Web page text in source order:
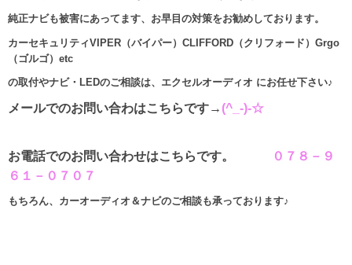
純正ナビも被害にあってます、お早目の対策をお勧めしております。
カーセキュリティVIPER（バイパー）CLIFFORD（クリフォード）Grgo
（ゴルゴ）etc
の取付やナビ・LEDのご相談は、エクセルオーディオ にお任せ下さい♪
メールでのお問い合わはこちらです→(^_-)-☆
お電話でのお問い合わせはこちらです。
０７８－９
６１－０７０７
もちろん、カーオーディオ＆ナビのご相談も承っております♪